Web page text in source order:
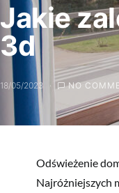
Jakie
3d
18/05/2023 NO
Odświeżenie
Najróżniejszych